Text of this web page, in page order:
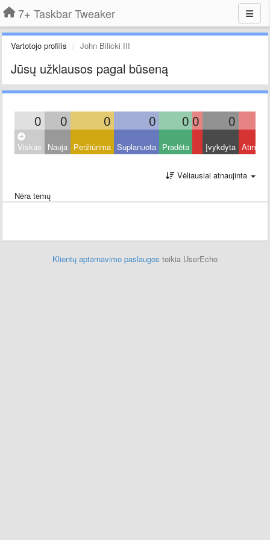
7+ Taskbar Tweaker
Vartotojo profilis John Bilicki III
Jūsų užklausos pagal būseną
0 0 0 0 0 0 0
Viskas Nauja Peržiūrima Suplanuota Pradėta Įvykdyta
Vėliausiai atnaujinta
Nėra temų
Klientų aptarnavimo paslaugos teikia UserEcho